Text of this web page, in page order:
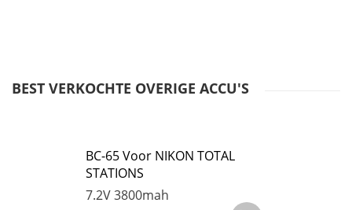
BEST VERKOCHTE OVERIGE ACCU'S
BC-65 Voor NIKON TOTAL
STATIONS
7.2V3800mah